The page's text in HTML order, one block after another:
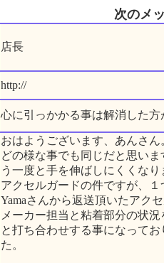
次のメ
店長
http://
心に引っかかる事は解消した
おはようございます、あんさん
どの様な事でも同じだと思い
う一度と手を伸ばしにくくな
アクセルガードの件ですが、１
Yamaさんから返送頂いたアク
メーカー担当と粘着部分の状
と打ち合わせする事になって
た。